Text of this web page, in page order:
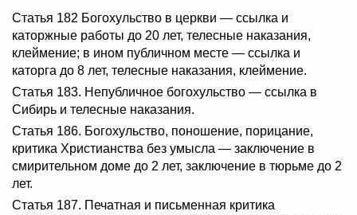
Статья 182 Богохульство в церкви — ссылка и
каторжные работы до 20 лет, телесные наказания,
клеймение; в ином публичном месте — ссылка и
каторга до 8 лет, телесные наказания, клеймение.
Статья 183. Непубличное богохульство — ссылка в
Сибирь и телесные наказания.
Статья 186. Богохульство, поношение, порицание,
критика Христианства без умысла — заключение в
смирительном доме до 2 лет, заключение в тюрьме до 2
лет.
Статья 187. Печатная и письменная критика